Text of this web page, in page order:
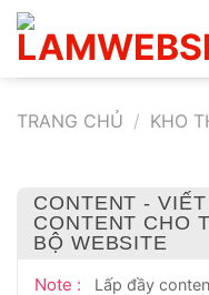
Bỏ
qua
TRANG CHỦ / KHO
CONTENT - VIẾT
CONTENT CHO
BỘ WEBSITE
Note :
Lấp đầy